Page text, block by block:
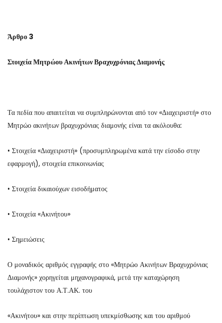
Άρθρο 3
Στοιχεία Μητρώου Ακινήτων Βραχυχρόνιας Διαμονής
Τα πεδία που απαιτείται να συμπληρώνονται από τον «Διαχειριστή» στο
Μητρώο ακινήτων βραχυχρόνιας διαμονής είναι τα ακόλουθα:
• Στοιχεία «Διαχειριστή» (προσυμπληρωμένα κατά την είσοδο στην
εφαρμογή), στοιχεία επικοινωνίας
• Στοιχεία δικαιούχων εισοδήματος
• Στοιχεία «Ακινήτου»
• Σημειώσεις
Ο μοναδικός αριθμός εγγραφής στο «Μητρώο Ακινήτων Βραχυχρόνιας
Διαμονής» χορηγείται μηχανογραφικά, μετά την καταχώρηση
τουλάχιστον του Α.Τ.ΑΚ. του
«Ακινήτου» και στην περίπτωση υπεκμίσθωσης και του αριθμού